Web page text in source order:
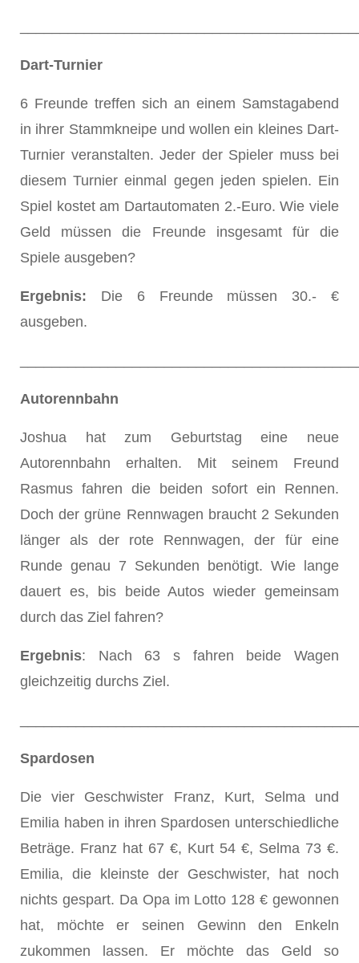
Dart-Turnier
6 Freunde treffen sich an einem Samstagabend
in ihrer Stammkneipe und wollen ein kleines Dart-
Turnier veranstalten. Jeder der Spieler muss bei
diesem Turnier einmal gegen jeden spielen. Ein
Spiel kostet am Dartautomaten 2.-Euro. Wie viele
Geld müssen die Freunde insgesamt für die
Spiele ausgeben?
Ergebnis: Die 6 Freunde müssen 30.- €
ausgeben.
Autorennbahn
Joshua hat zum Geburtstag eine neue
Autorennbahn erhalten. Mit seinem Freund
Rasmus fahren die beiden sofort ein Rennen.
Doch der grüne Rennwagen braucht 2 Sekunden
länger als der rote Rennwagen, der für eine
Runde genau 7 Sekunden benötigt. Wie lange
dauert es, bis beide Autos wieder gemeinsam
durch das Ziel fahren?
Ergebnis: Nach 63 s fahren beide Wagen
gleichzeitig durchs Ziel.
Spardosen
Die vier Geschwister Franz, Kurt, Selma und
Emilia haben in ihren Spardosen unterschiedliche
Beträge. Franz hat 67 €, Kurt 54 €, Selma 73 €.
Emilia, die kleinste der Geschwister, hat noch
nichts gespart. Da Opa im Lotto 128 € gewonnen
hat, möchte er seinen Gewinn den Enkeln
zukommen lassen. Er möchte das Geld so